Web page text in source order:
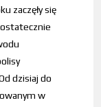
zaczęły się
dzisiaj do
w